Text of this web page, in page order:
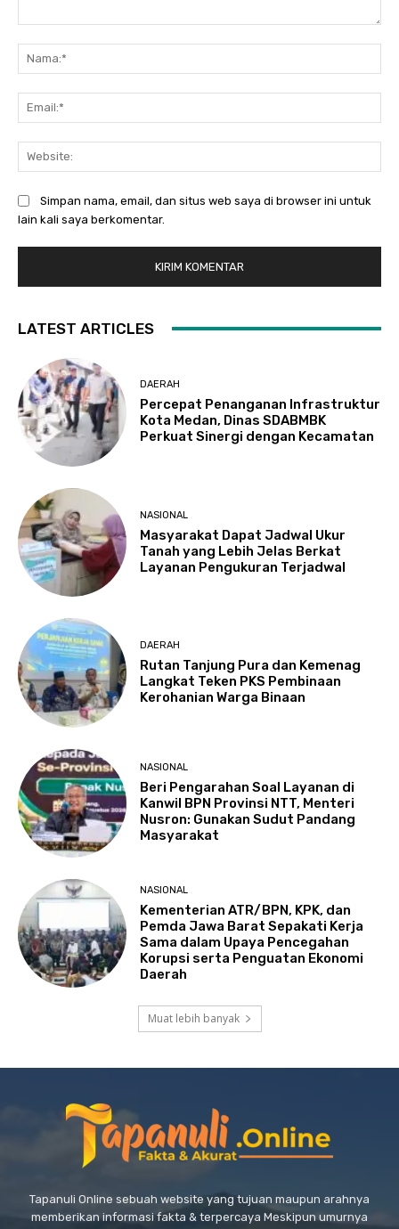
Simpan nama, email, dan situs web saya di browser ini untuk
lain kali saya berkomentar.
LATEST ARTICLES
DAERAH
Percepat Penanganan Infrastruktur
Kota Medan, Dinas SDABMBK
Perkuat Sinergi dengan Kecamatan
NASIONAL
Masyarakat Dapat Jadwal Ukur
Tanah yang Lebih Jelas Berkat
Layanan Pengukuran Terjadwal
DAERAH
Rutan Tanjung Pura dan Kemenag
Langkat Teken PKS Pembinaan
Kerohanian Warga Binaan
NASIONAL
Beri Pengarahan Soal Layanan di
Kanwil BPN Provinsi NTT, Menteri
Nusron: Gunakan Sudut Pandang
Masyarakat
NASIONAL
Kementerian ATR/BPN, KPK, dan
Pemda Jawa Barat Sepakati Kerja
Sama dalam Upaya Pencegahan
Korupsi serta Penguatan Ekonomi
Daerah
Muat lebih banyak
Tapanuli Online sebuah website yang tujuan maupun arahnya
memberikan informasi fakta & terpercaya Meskipun umurnya